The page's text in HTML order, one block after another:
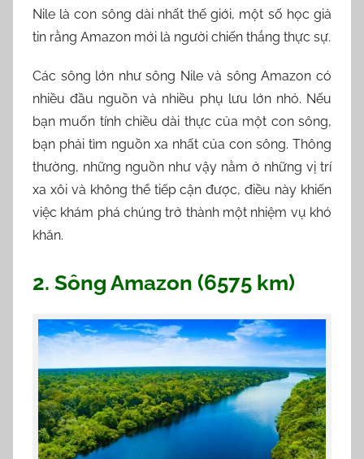
Nile là con sông dài nhất thế giới, một số học giả
tin rằng Amazon mới là người chiến thắng thực sự.
Các sông lớn như sông Nile và sông Amazon có
nhiều đầu nguồn và nhiều phụ lưu lớn nhỏ. Nếu
bạn muốn tính chiều dài thực của một con sông,
bạn phải tìm nguồn xa nhất của con sông. Thông
thường, những nguồn như vậy nằm ở những vị trí
xa xôi và không thể tiếp cận được, điều này khiến
việc khám phá chúng trở thành một nhiệm vụ khó
khăn.
2. Sông Amazon (6575 km)